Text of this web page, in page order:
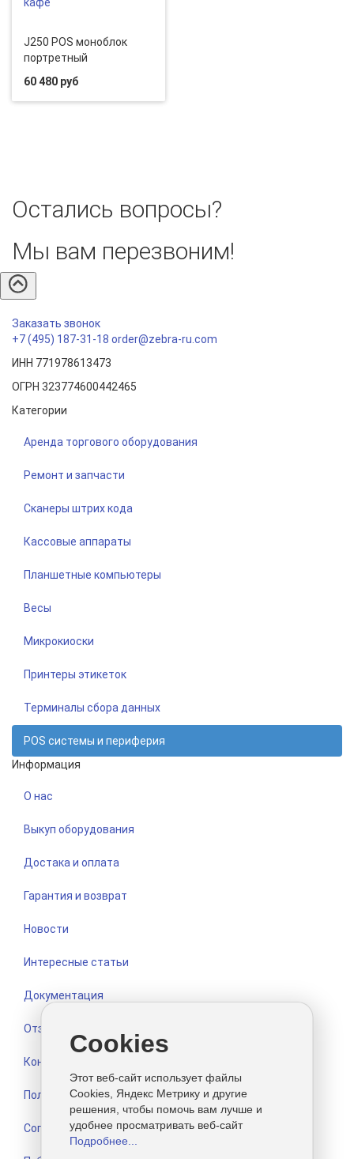
J250 POS моноблок
портретный
60 480 руб
Остались вопросы?
Мы вам перезвоним!
Заказать звонок
+7 (495) 187-31-18 order@zebra-ru.com
ИНН 771978613473
ОГРН 323774600442465
Категории
Аренда торгового оборудования
Ремонт и запчасти
Сканеры штрих кода
Кассовые аппараты
Планшетные компьютеры
Весы
Микрокиоски
Принтеры этикеток
Терминалы сбора данных
POS системы и периферия
Информация
О нас
Выкуп оборудования
Достака и оплата
Гарантия и возврат
Новости
Интересные статьи
Документация
Отзывы
Контакты
Политика конфиденциальности
Согласие на обработку персональных данных
Cookies
Этот веб-сайт использует файлы
Cookies, Яндекс Метрику и другие
решения, чтобы помочь вам лучше и
удобнее просматривать веб-сайт
Подробнее...